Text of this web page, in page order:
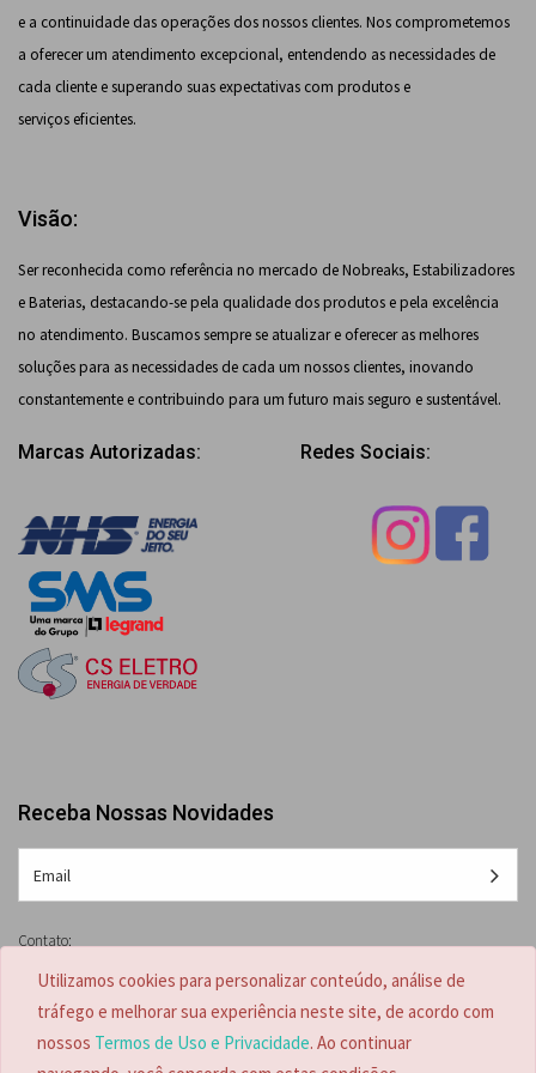
e a continuidade das operações dos nossos clientes. Nos comprometemos
a oferecer um atendimento excepcional, entendendo as necessidades de
cada cliente e superando suas expectativas com produtos e
serviços eficientes.
Visão:
Ser reconhecida como referência no mercado de Nobreaks, Estabilizadores
e Baterias, destacando-se pela qualidade dos produtos e pela excelência
no atendimento. Buscamos sempre se atualizar e oferecer as melhores
soluções para as necessidades de cada um nossos clientes, inovando
constantemente e contribuindo para um futuro mais seguro e sustentável.
Marcas Autorizadas: Redes Sociais:
Receba Nossas Novidades
Contato:
(47) 98853-8233
contato@proups.com.br
Utilizamos cookies para personalizar conteúdo, análise de
tráfego e melhorar sua experiência neste site, de acordo com
nossos Termos de Uso e Privacidade. Ao continuar